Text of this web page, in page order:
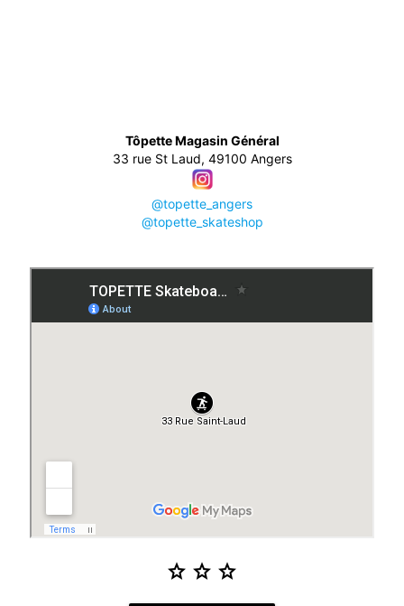
Tôpette Magasin Général
33 rue St Laud, 49100 Angers
@topette_angers
@topette_skateshop
star star star